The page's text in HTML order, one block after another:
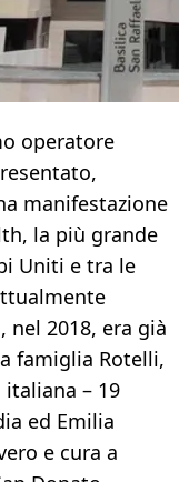
operatore
manifestazione
la più grande
Uniti e tra le
nel 2018, era già
famiglia Rotelli,
– 19
ed Emilia
e cura a